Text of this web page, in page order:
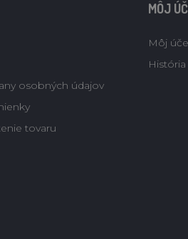
osobných údajov
tovaru
MÔJ
Môj